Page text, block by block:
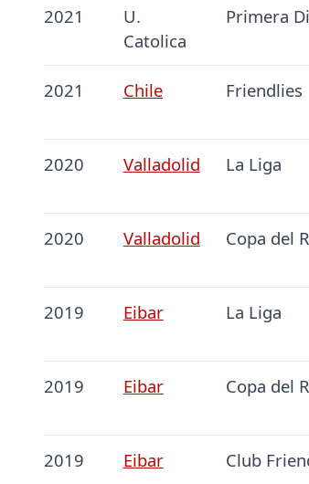
2021
U.
Catolica
Primera
2021 Chile Friendlies
2020 Valladolid La Liga
2020 Valladolid Copa del
2019 Eibar La Liga
2019 Eibar Copa del
2019 Eibar Club